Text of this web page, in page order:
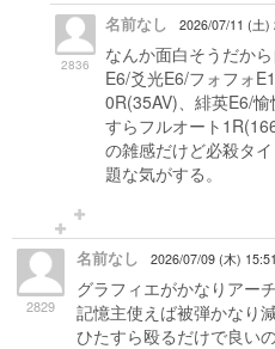
2836
名前なし 2026/07/11 (土)
なんか面白そうだか
E6/爻光E6/フォフォ
0R(35AV)、緋英E6/
すらフルオート
の雑感だけど必殺タ
題な気がする。
2829
名前なし 2026/07/09 (木)
グラフィエがかなりアー
記憶主使えば被弾かなり
ひたすら殴るだけで良い